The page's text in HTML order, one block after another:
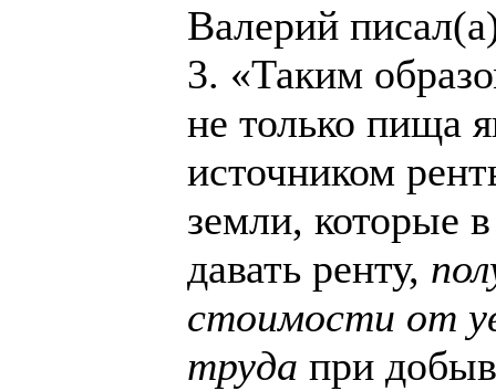
Валерий
3. «Таким
не только пища
источником
земли, которые
давать ренту,
стоимости от
труда при